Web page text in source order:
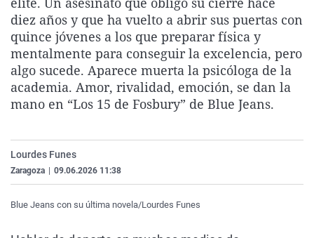
La rosa de los vientos
Gente viajera
Como el perro y el
Caso
Retornados
Equipo de
Operación Viuda
Extremadura
Galicia
La Rioja
Navarra
País Vasco
Virales
Televisión
Elecciones
diez años y que ha vuelto a abrir sus puertas con
quince jóvenes a los que preparar física y
mentalmente para conseguir la excelencia, pero
algo sucede. Aparece muerta la psicóloga de la
academia. Amor, rivalidad, emoción, se dan la
mano en “Los 15 de Fosbury” de Blue Jeans.
Lourdes Funes
Zaragoza 09.06.2026 11:38
Blue Jeans con su última novela/Lourdes Funes